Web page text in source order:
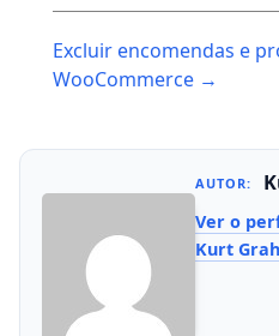
navigation
Excluir encomendas e
WooCommerce →
AUTOR:
Ver o
Kurt